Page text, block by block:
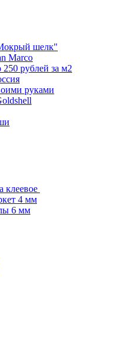
шелк"
Marco
250 рублей за м2
руками
клеевое
4 мм
6 мм